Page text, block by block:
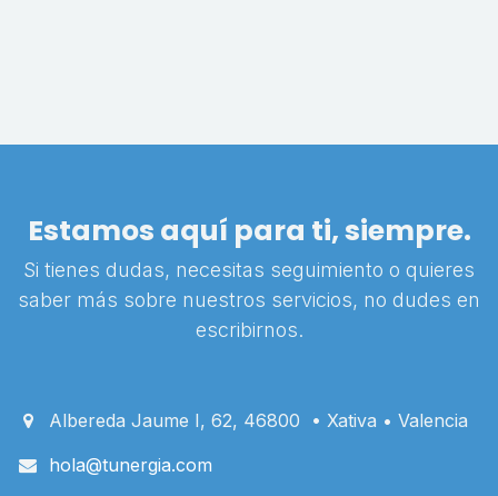
Estamos aquí para ti, siempre.
Si tienes dudas, necesitas seguimiento o quieres
saber más sobre nuestros servicios, no dudes en
escribirnos.
Albereda Jaume I, 62, 46800 • Xativa • Valencia
hola@tunergia.com